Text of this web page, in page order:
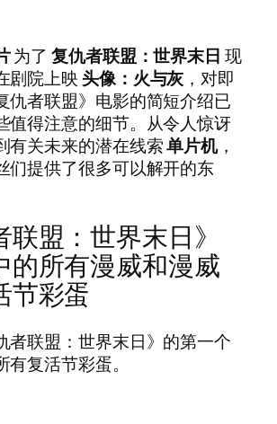
为了复仇者联盟：世界末日 现
剧院上映 头像：火与灰 ，对即
仇者联盟》电影的简短介绍已
值得注意的细节。从令人惊讶
有关未来的潜在线索单片机，
们提供了很多可以解开的东
联盟：世界末日》
的所有漫威和漫威
节彩蛋
者联盟：世界末日》的第一个
复活节彩蛋。